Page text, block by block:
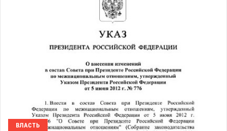
ВЛАСТЬ